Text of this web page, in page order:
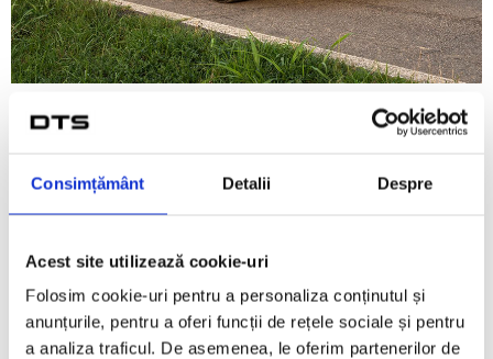
Consimțământ Detalii Despre
Acest site utilizează cookie-uri
Folosim cookie-uri pentru a personaliza conținutul și
anunțurile, pentru a oferi funcții de rețele sociale și pentru
a analiza traficul. De asemenea, le oferim partenerilor de
Dar gama IVECO nu se limitează doar la funcționalitate -
Cu cabine spațioase și ergonomice, comenzi intuitive și
o experiență de condus confortabilă și sigură pentru dvs. și
echipa dvs.